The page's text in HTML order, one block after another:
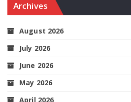
Archives
August 2026
July 2026
June 2026
May 2026
April 2026